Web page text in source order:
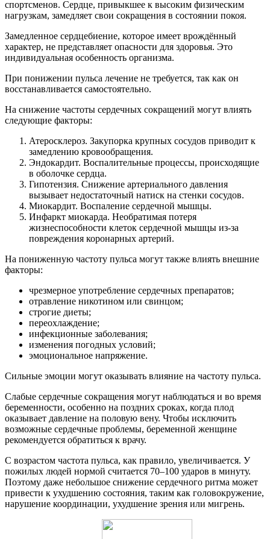
спортсменов. Сердце, привыкшее к высоким физическим
нагрузкам, замедляет свои сокращения в состоянии покоя.
Замедленное сердцебиение, которое имеет врождённый
характер, не представляет опасности для здоровья. Это
индивидуальная особенность организма.
При понижении пульса лечение не требуется, так как он
восстанавливается самостоятельно.
На снижение частоты сердечных сокращений могут влиять
следующие факторы:
Атеросклероз. Закупорка крупных сосудов приводит к
замедлению кровообращения.
Эндокардит. Воспалительные процессы, происходящие
в оболочке сердца.
Гипотензия. Снижение артериального давления
вызывает недостаточный натиск на стенки сосудов.
Миокардит. Воспаление сердечной мышцы.
Инфаркт миокарда. Необратимая потеря
жизнеспособности клеток сердечной мышцы из-за
повреждения коронарных артерий.
На пониженную частоту пульса могут также влиять внешние
факторы:
чрезмерное употребление сердечных препаратов;
отравление никотином или свинцом;
строгие диеты;
переохлаждение;
инфекционные заболевания;
изменения погодных условий;
эмоциональное напряжение.
Сильные эмоции могут оказывать влияние на частоту пульса.
Слабые сердечные сокращения могут наблюдаться и во время
беременности, особенно на поздних сроках, когда плод
оказывает давление на половую вену. Чтобы исключить
возможные сердечные проблемы, беременной женщине
рекомендуется обратиться к врачу.
С возрастом частота пульса, как правило, увеличивается. У
пожилых людей нормой считается 70–100 ударов в минуту.
Поэтому даже небольшое снижение сердечного ритма может
привести к ухудшению состояния, таким как головокружение,
нарушение координации, ухудшение зрения или мигрень.